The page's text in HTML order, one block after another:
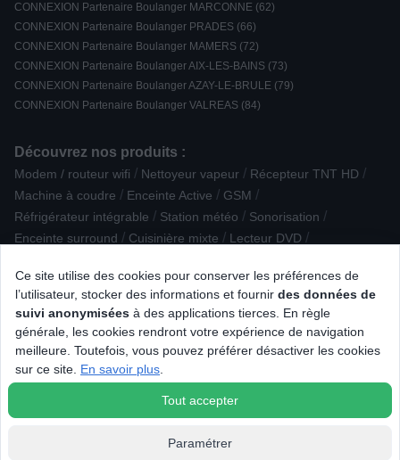
Ce site utilise des cookies pour conserver les préférences de
l’utilisateur, stocker des informations et fournir des données de
suivi anonymisées à des applications tierces. En règle
générale, les cookies rendront votre expérience de navigation
meilleure. Toutefois, vous pouvez préférer désactiver les cookies
sur ce site. En savoir plus
Tout accepter
Paramétrer
CONNEXION Partenaire Boulanger MARCONNE (62)
CONNEXION Partenaire Boulanger PRADES (66)
CONNEXION Partenaire Boulanger MAMERS (72)
CONNEXION Partenaire Boulanger AIX-LES-BAINS (73)
CONNEXION Partenaire Boulanger AZAY-LE-BRULE (79)
CONNEXION Partenaire Boulanger VALREAS (84)
Découvrez nos produits :
Modem / routeur wifi / Nettoyeur vapeur / Récepteur TNT HD /
Machine à coudre / Enceinte Active / GSM /
Réfrigérateur intégrable / Station météo / Sonorisation /
Enceinte surround / Cuisinière mixte / Lecteur DVD /
Barbecue électrique / Réfrigérateur multi-portes /
Baladeur / iPod / lecteur MP3 - vidéo / PC Gamer portable /
Coutellerie / Découpe Lunette connectée - IA
Raclette / pierre à griller / grill / crêpière Eclairage connecté /
Hotte Décorative / Lave-vaisselle posable
/ Mijoteur / multicuiseur / Accessoire Petit déjeuner